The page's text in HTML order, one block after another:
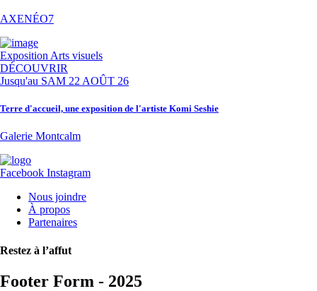
AXENÉO7
Exposition Arts visuels
DÉCOUVRIR
Jusqu'au SAM 22 AOÛT 26
Terre d'accueil, une exposition de l'artiste Komi Seshie
Galerie Montcalm
Facebook Instagram
Nous joindre
À propos
Partenaires
Restez à l’affut
Footer Form - 2025